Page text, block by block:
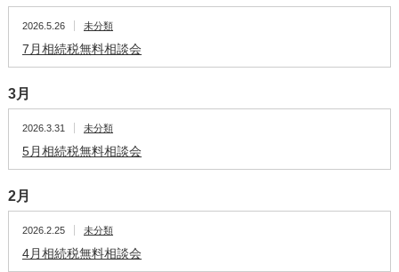
2026.5.26 未分類
7月相続税無料相談会
3月
2026.3.31 未分類
5月相続税無料相談会
2月
2026.2.25 未分類
4月相続税無料相談会